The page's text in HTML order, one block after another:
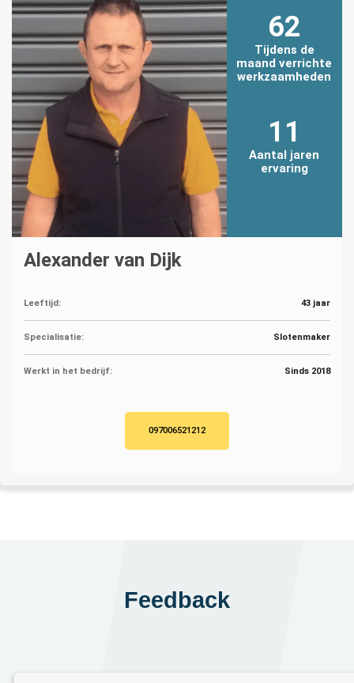
62
Tijdens de
maand verrichte
werkzaamheden
11
Aantal jaren
ervaring
Alexander van Dijk
Leeftijd: 43 jaar
Specialisatie: Slotenmaker
Werkt in het bedrijf: Sinds 2018
097006521212
Feedback